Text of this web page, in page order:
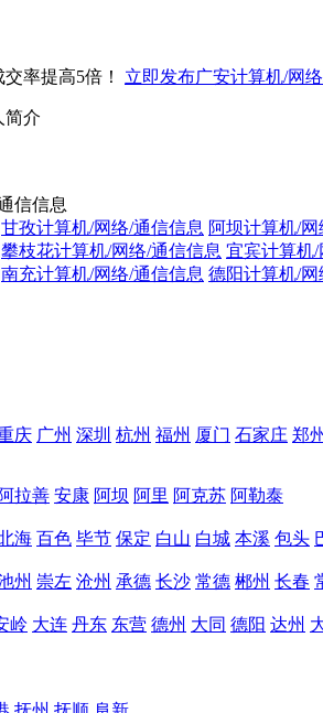
率提高5倍！ 立即发布广安计算机/网
简介
信信息
甘孜计算机/网络/通信信息 阿坝计算机/
攀枝花计算机/网络/通信信息 宜宾计算机/
南充计算机/网络/通信信息 德阳计算机/网
庆 广州 深圳 杭州 福州 厦门 石家庄 郑州
阿拉善 安康 阿坝 阿里 阿克苏 阿勒泰
海 百色 毕节 保定 白山 白城 本溪 包头
州 崇左 沧州 承德 长沙 常德 郴州 长春
岭 大连 丹东 东营 德州 大同 德阳 达州